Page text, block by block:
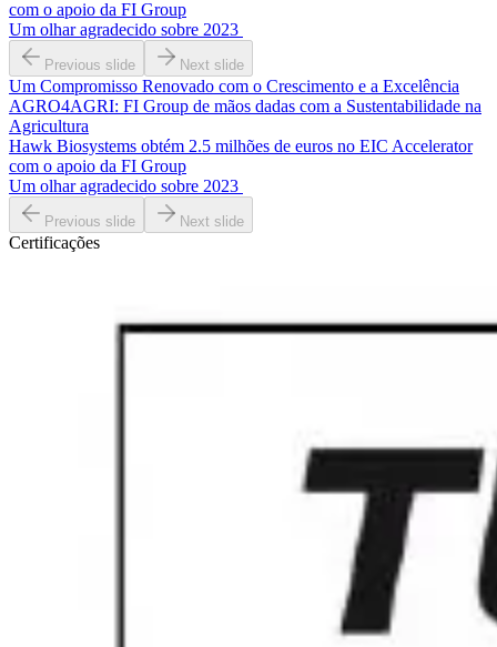
com o apoio da FI Group
Um olhar agradecido sobre 2023
Previous slide Next slide
Um Compromisso Renovado com o Crescimento e a Excelência
AGRO4AGRI: FI Group de mãos dadas com a Sustentabilidade na
Agricultura
Hawk Biosystems obtém 2.5 milhões de euros no EIC Accelerator
com o apoio da FI Group
Um olhar agradecido sobre 2023
Previous slide Next slide
Certificações